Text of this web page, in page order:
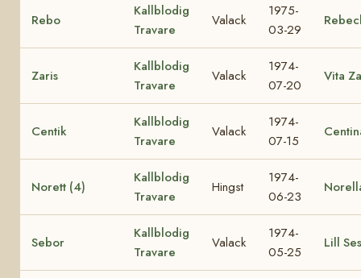
Rebo
Kallblodig
Travare
Valack
1975-
03-29
Zaris
Kallblodig
Travare
Valack
1974-
07-20
Vita
Centik
Kallblodig
Travare
Valack
1974-
07-15
Norett (4)
Kallblodig
Travare
Hingst
1974-
06-23
Sebor
Kallblodig
Travare
Valack
1974-
05-25
Lill